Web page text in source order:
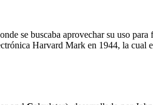
se buscaba aprovechar su uso
Harvard Mark en 1944, la cual